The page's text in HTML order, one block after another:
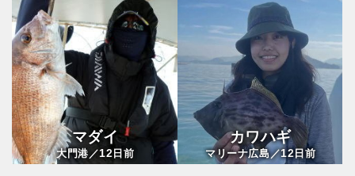
マダイ
大門港／12日前
カワハギ
マリーナ広島／12日前